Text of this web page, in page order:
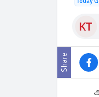
Share